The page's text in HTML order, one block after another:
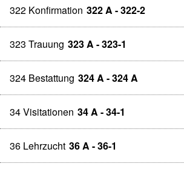
322 Konfirmation 322 A - 322-2
323 Trauung 323 A - 323-1
324 Bestattung 324 A - 324 A
34 Visitationen 34 A - 34-1
36 Lehrzucht 36 A - 36-1